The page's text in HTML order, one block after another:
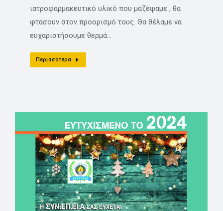
ιατροφαρμακευτικό υλικό που μαζέψαμε , θα
φτάσουν στον προορισμό τους. Θα θέλαμε να
ευχαριστήσουμε θερμά…
Περισσότερα